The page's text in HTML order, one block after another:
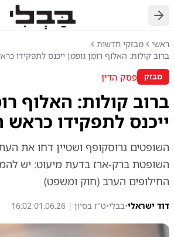
חזרה
ראשי
מבזקי חדשות
ברוב קולות: האלוף רומן גופמן ייכנס לתפקידו
מבזק פסק הדין
ברוב קולות: האלוף
ייכנס לתפקידו כראש
השופטים גרוסקופף ושטיין דחו את
השופטת ברק-ארז בדעת מיעוט: יש
החילופים הערב (חוק ומשפט)
דוד ישראלי•בבלי•ט"ז בסיון | 01.06.26 16:02